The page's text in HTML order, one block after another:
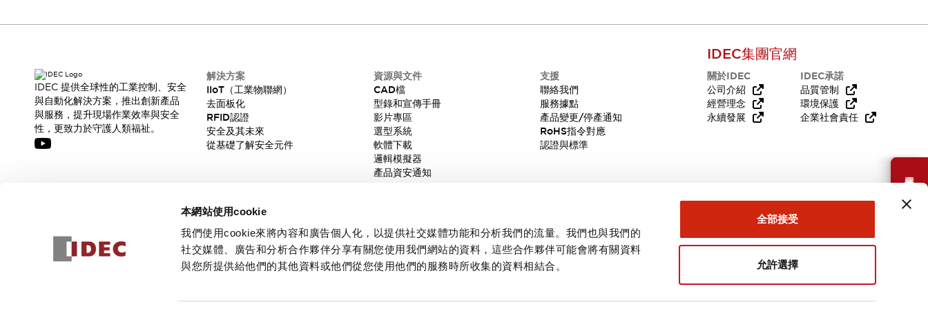
本網站使用cookie
我們使用cookie來將內容和廣告個人化，以提供社交媒體功能和分析我們的流量。我們也與我們的
社交媒體、廣告和分析合作夥伴分享有關您使用我們網站的資料，這些合作夥伴可能會將有關資料
與您所提供給他們的其他資料或他們從您使用他們的服務時所收集的資料相結合。
全部接受
允許選擇
需要幫助嗎？
IDEC 提供全球性的工業控制、安全
與自動化解決方案，推出創新產品
與服務，提升現場作業效率與安全
性，更致力於守護人類福祉。
解決方案
IIoT（工業物聯網）
去面板化
RFID認證
安全及其未來
從基礎了解安全元件
資源與文件
CAD檔
型錄和宣傳手冊
影片專區
選型系統
軟體下載
邏輯模擬器
產品資安通知
支援
聯絡我們
服務據點
產品變更/停產通知
RoHS指令對應
認證與標準
IDEC集團官網
關於IDEC
公司介紹
經營理念
永續發展
IDEC承諾
品質管制
環境保護
企業社會責任
訂閱
隱私權政策使用條款 台灣